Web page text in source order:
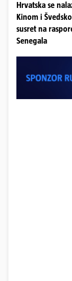
Hrvatska se
Kinom i
susret na
Senegala